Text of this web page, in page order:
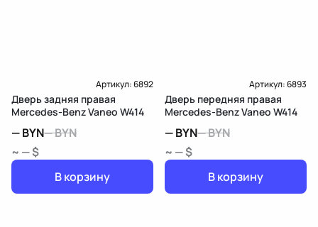
Артикул:6892
Дверь задняя правая
Mercedes-Benz Vaneo W414
—BYN—BYN
~ — $
В корзину
Артикул:6893
Дверь передняя правая
Mercedes-Benz Vaneo W414
—BYN—BYN
~ — $
В корзину